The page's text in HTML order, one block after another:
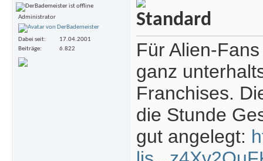
Administrator
Dabei seit
17.04.2001
Beiträge
6.822
Für Alien-
ganz
Franchises.
die Stunde
gut angelegt: